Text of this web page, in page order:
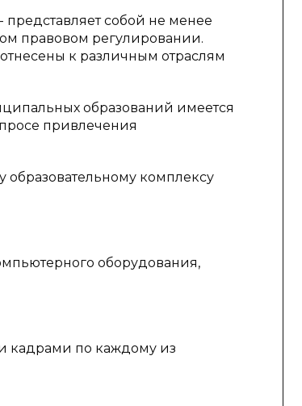
собой не менее
правовом регулировании.
к различным отраслям
образований имеется
привлечения
комплексу
оборудования,
кадрами по каждому из